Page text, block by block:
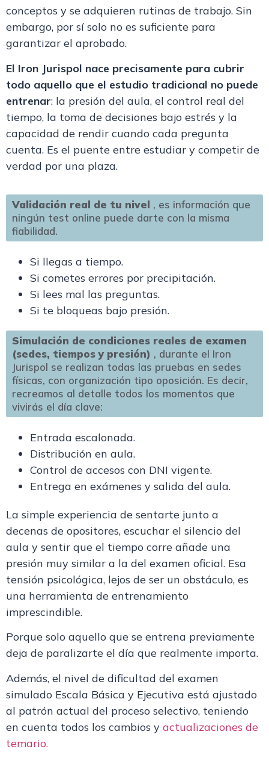
conceptos y se adquieren rutinas de trabajo. Sin
embargo, por sí solo no es suficiente para
garantizar el aprobado.
El Iron Jurispol nace precisamente para cubrir
todo aquello que el estudio tradicional no puede
entrenar: la presión del aula, el control real del
tiempo, la toma de decisiones bajo estrés y la
capacidad de rendir cuando cada pregunta
cuenta. Es el puente entre estudiar y competir de
verdad por una plaza.
Validación real de tu nivel , es información que
ningún test online puede darte con la misma
fiabilidad.
Si llegas a tiempo.
Si cometes errores por precipitación.
Si lees mal las preguntas.
Si te bloqueas bajo presión.
Simulación de condiciones reales de examen
(sedes, tiempos y presión) , durante el Iron
Jurispol se realizan todas las pruebas en sedes
físicas, con organización tipo oposición. Es decir,
recreamos al detalle todos los momentos que
vivirás el día clave:
Entrada escalonada.
Distribución en aula.
Control de accesos con DNI vigente.
Entrega en exámenes y salida del aula.
La simple experiencia de sentarte junto a
decenas de opositores, escuchar el silencio del
aula y sentir que el tiempo corre añade una
presión muy similar a la del examen oficial. Esa
tensión psicológica, lejos de ser un obstáculo, es
una herramienta de entrenamiento
imprescindible.
Porque solo aquello que se entrena previamente
deja de paralizarte el día que realmente importa.
Además, el nivel de dificultad del examen
simulado Escala Básica y Ejecutiva está ajustado
al patrón actual del proceso selectivo, teniendo
en cuenta todos los cambios y actualizaciones de
temario.